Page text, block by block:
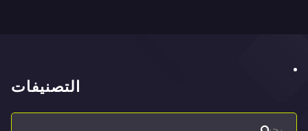
التصنيفات